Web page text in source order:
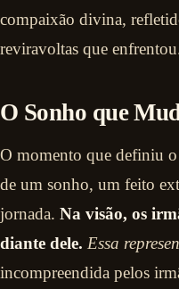
compaixão divina,
reviravoltas que
O Sonho que
O momento que definiu o
de um sonho, um feito
jornada. Na visão, os
diante dele. Essa
incompreendida pelos